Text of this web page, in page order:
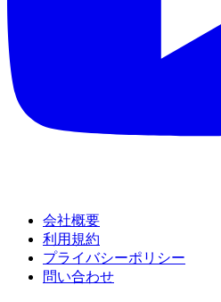
会社概要
利用規約
プライバシーポリシー
問い合わせ